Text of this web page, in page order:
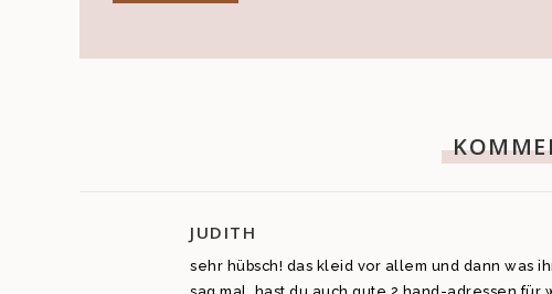
JUDITH
sehr hübsch! das kleid vor allem und dann was